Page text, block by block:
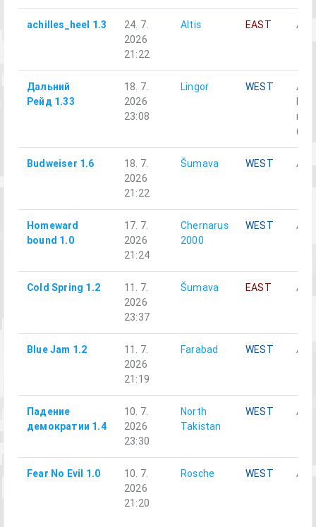
achilles_heel 1.3
24. 7.
2026
21:22
Altis EAST
Дальний
Рейд 1.33
18. 7.
2026
23:08
Lingor WEST
A1-
Budweiser 1.6
18. 7.
2026
21:22
Šumava WEST
Homeward
bound 1.0
17. 7.
2026
21:24
Chernarus
2000
WEST
Cold Spring 1.2
11. 7.
2026
23:37
Šumava EAST
Blue Jam 1.2
11. 7.
2026
21:19
Farabad WEST
Падение
демократии 1.4
10. 7.
2026
23:30
North
Takistan
WEST
Fear No Evil 1.0
10. 7.
2026
21:20
Rosche WEST